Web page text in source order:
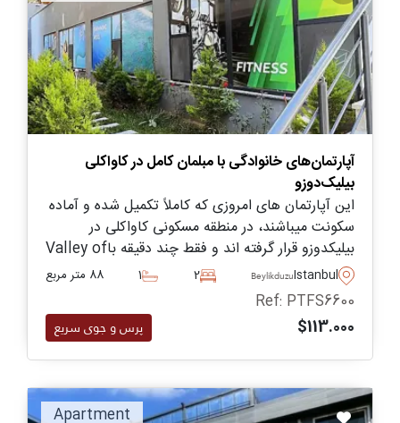
آپارتمان‌های خانوادگی با مبلمان کامل در کاواکلی
بیلیک‌دوزو
این آپارتمان های امروزی که کاملاً تکمیل شده و آماده
سکونت میباشند، در منطقه مسکونی کاواکلی در
بیلیکدوزو قرار گرفته اند و فقط چند دقیقه باValley of
Life فاصله دارند.Istanbul
Beylikduzu
2
1 88 متر مربع
Ref: PTFS6600
$113.000 پرس و جوی سریع
Apartment